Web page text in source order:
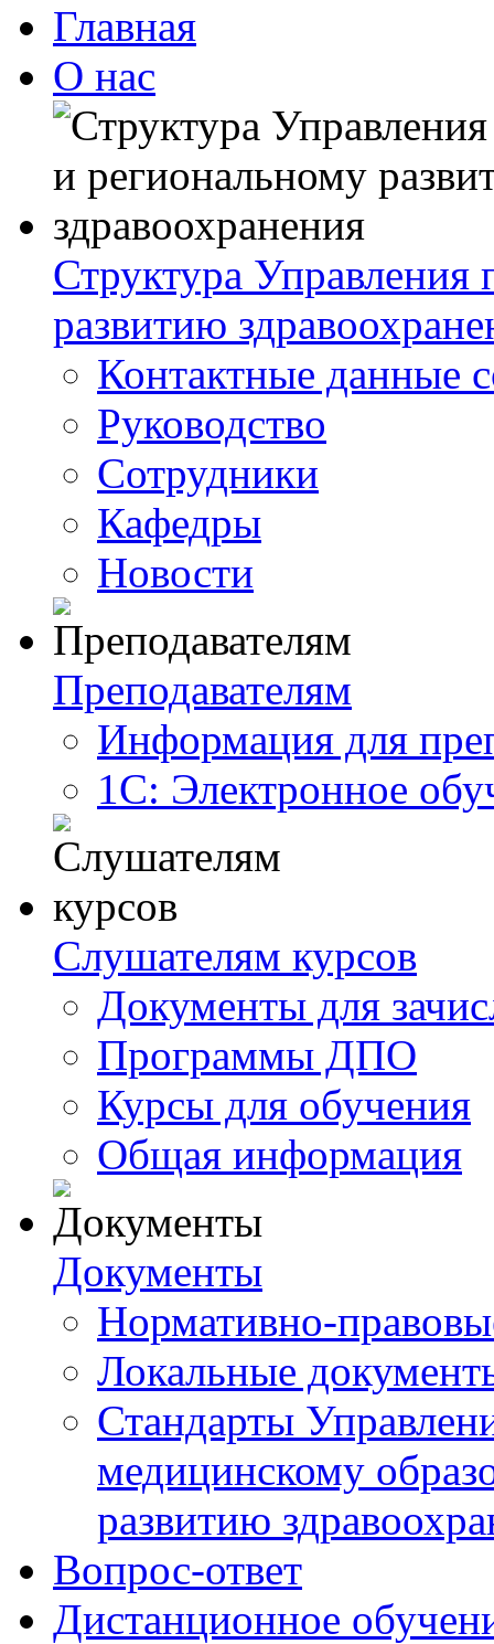
Главная
О нас
Структура
развитию
Контактные данные
Руководство
Сотрудники
Кафедры
Новости
Преподавателям
Информация для
1С: Электронное
Слушателям курсов
Документы для
Программы ДПО
Курсы для обучения
Общая информация
Документы
Нормативно-
Локальные
Стандарты
медицинскому
развитию
Вопрос-ответ
Дистанционное